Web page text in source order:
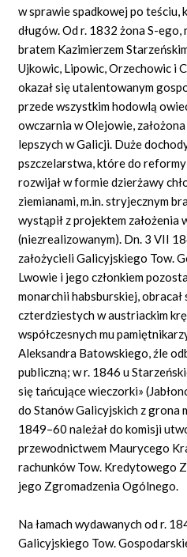
w sprawie spadkowej po teściu,
długów. Od r. 1832 żona S-
bratem Kazimierzem
Ujkowic, Lipowic, Orzechowic i
okazał się utalentowanym
przede wszystkim hodowlą
owczarnia w Olejowie,
lepszych w Galicji. Duże
pszczelarstwa, które do
rozwijał w formie dzierżawy
ziemianami, m.in. stryjecznym
wystąpił z projektem
(niezrealizowanym). Dn. 3 VII
założycieli Galicyjskiego Tow.
Lwowie i jego członkiem
monarchii habsburskiej, obracał
czterdziestych w austriackim
współczesnych mu
Aleksandra Batowskiego, źle
publiczną; w r. 1846 u
się tańcujące wieczorki»
do Stanów Galicyjskich z grona
1849–60 należał do komisji
przewodnictwem Maurycego
rachunków Tow. Kredytowego
jego Zgromadzenia Ogólnego.
Na łamach wydawanych od r.
Galicyjskiego Tow.